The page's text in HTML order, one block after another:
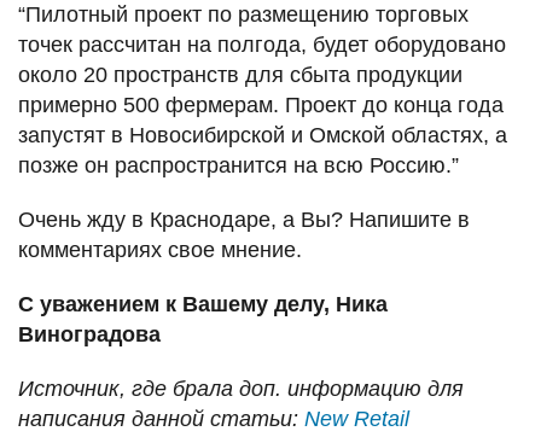
“Пилотный проект по размещению торговых
точек рассчитан на полгода, будет оборудовано
около 20 пространств для сбыта продукции
примерно 500 фермерам. Проект до конца года
запустят в Новосибирской и Омской областях, а
позже он распространится на всю Россию.”
Очень жду в Краснодаре, а Вы? Напишите в
комментариях свое мнение.
С уважением к Вашему делу, Ника
Виноградова
Источник, где брала доп. информацию для
написания данной статьи: New Retail